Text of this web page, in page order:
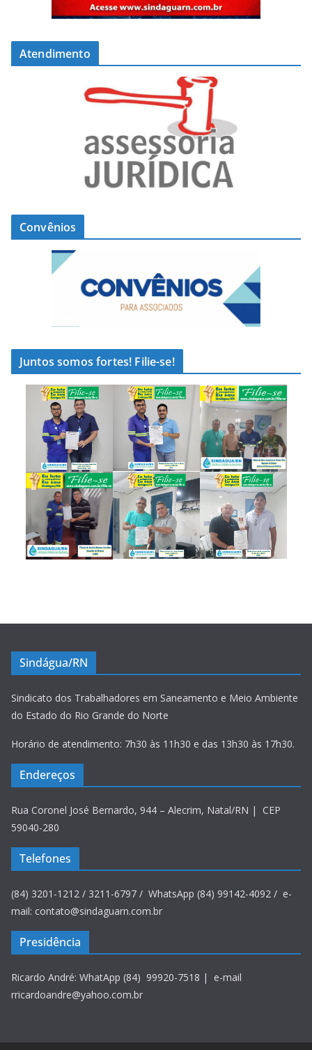
Atendimento
Convênios
Juntos somos fortes! Filie-se!
Sindágua/RN
Sindicato dos Trabalhadores em Saneamento e Meio Ambiente
do Estado do Rio Grande do Norte
Horário de atendimento: 7h30 às 11h30 e das 13h30 às 17h30.
Endereços
Rua Coronel José Bernardo, 944 – Alecrim, Natal/RN | CEP
59040-280
Telefones
(84) 3201-1212 / 3211-6797 / WhatsApp (84) 99142-4092 / e-
mail: contato@sindaguarn.com.br
Presidência
Ricardo André: WhatApp (84) 99920-7518 | e-mail
rricardoandre@yahoo.com.br